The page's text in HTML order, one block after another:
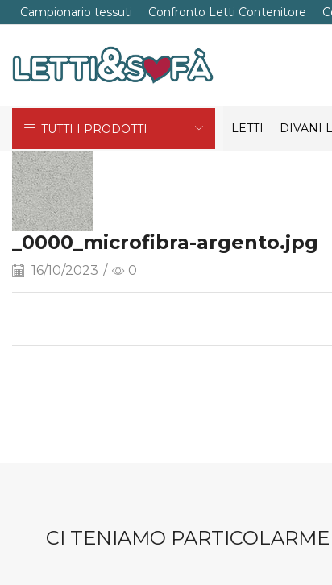
Campionario tessuti Confronto Letti Contenitore
TUTTI I PRODOTTI LETTI DIVANI
_0000_microfibra-argento.jpg
16/10/2023 / 0
CI TENIAMO